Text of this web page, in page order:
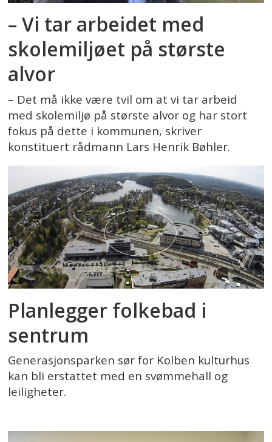
– Vi tar arbeidet med
skolemiljøet på største
alvor
– Det må ikke være tvil om at vi tar arbeid
med skolemiljø på største alvor og har stort
fokus på dette i kommunen, skriver
konstituert rådmann Lars Henrik Bøhler.
Planlegger folkebad i
sentrum
Generasjonsparken sør for Kolben kulturhus
kan bli erstattet med en svømmehall og
leiligheter.